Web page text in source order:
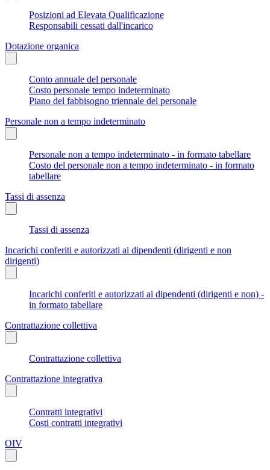
Posizioni ad Elevata Qualificazione
Responsabili cessati dall'incarico
Dotazione organica
Conto annuale del personale
Costo personale tempo indeterminato
Piano del fabbisogno triennale del personale
Personale non a tempo indeterminato
Personale non a tempo indeterminato - in formato tabellare
Costo del personale non a tempo indeterminato - in formato
tabellare
Tassi di assenza
Tassi di assenza
Incarichi conferiti e autorizzati ai dipendenti (dirigenti e non
dirigenti)
Incarichi conferiti e autorizzati ai dipendenti (dirigenti e non) -
in formato tabellare
Contrattazione collettiva
Contrattazione collettiva
Contrattazione integrativa
Contratti integrativi
Costi contratti integrativi
OIV